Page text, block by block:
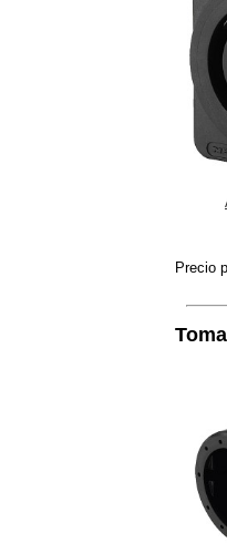
Precio